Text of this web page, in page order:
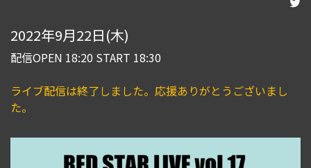
2022年9月22日(木)
配信OPEN 18:20 START 18:30
ライブ配信は終了しました。応援ありがとうございまし
た。